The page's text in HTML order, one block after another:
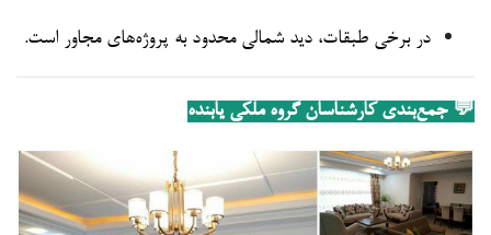
در برخی طبقات، دید شمالی محدود به پروژه‌های مجاور است.
💬 جمع‌بندی کارشناسان گروه ملکی یابنده